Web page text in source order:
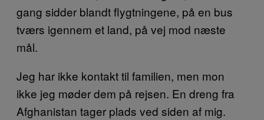
gang sidder blandt flygtningene, på en bus
tværs igennem et land, på vej mod næste
mål.
Jeg har ikke kontakt til familien, men mon
ikke jeg møder dem på rejsen. En dreng fra
Afghanistan tager plads ved siden af mig.